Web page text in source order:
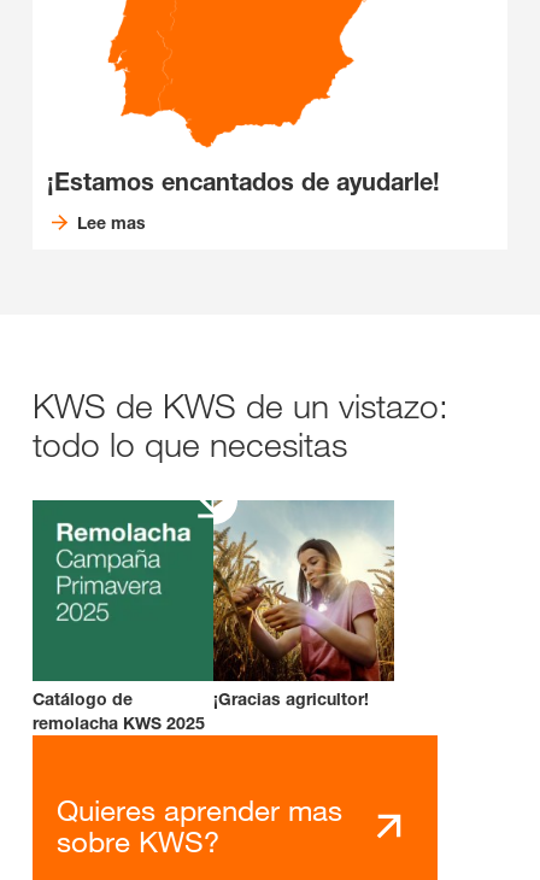
¡Estamos encantados de ayudarle!
Lee mas
KWS de KWS de un vistazo:
todo lo que necesitas
Catálogo de
remolacha KWS 2025
¡Gracias agricultor!
Quieres aprender mas
sobre KWS?